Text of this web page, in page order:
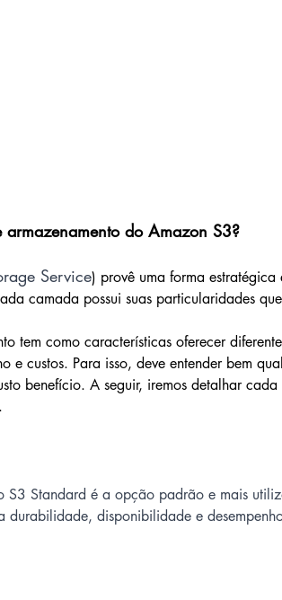
armazenamento do Amazon S3?
Service) provê uma forma
camada possui suas particularidades
tem como características oferecer
e custos. Para isso, deve entender bem
benefício. A seguir, iremos detalhar cada
S3 Standard é a opção padrão e mais
durabilidade, disponibilidade e